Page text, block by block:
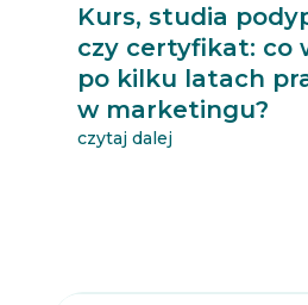
Kurs, studia
czy certyfikat: co
po kilku latach
w marketingu?
czytaj dalej